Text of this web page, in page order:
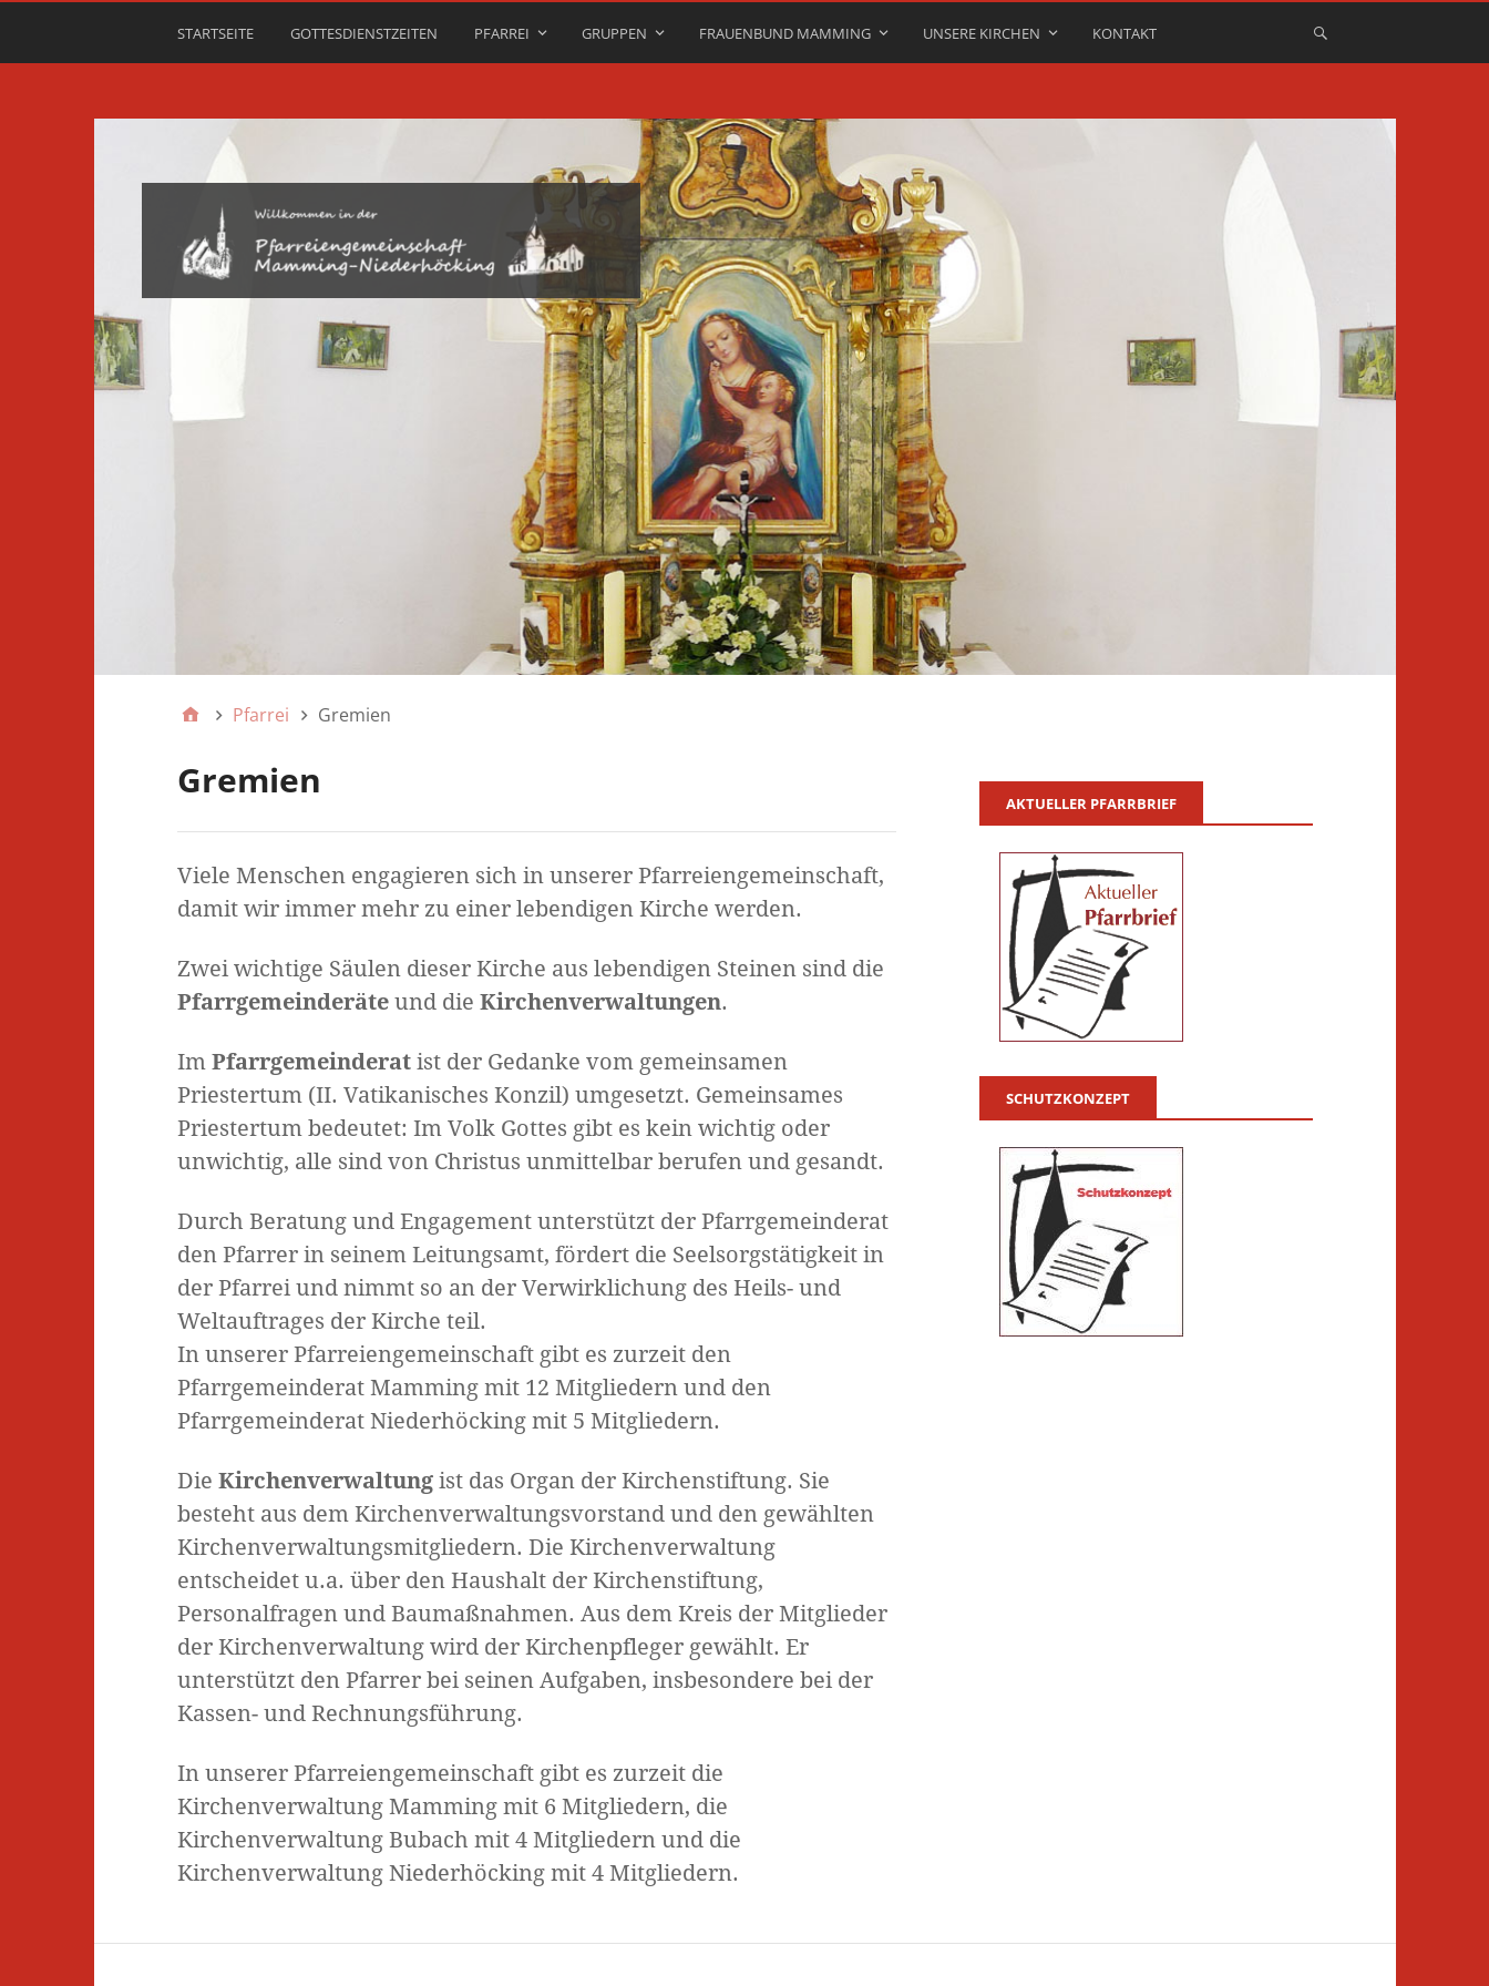
STARTSEITE GOTTESDIENSTZEITEN PFARREI GRUPPEN FRAUENBUND MAMMING UNSERE KIRCHEN KONTAKT
Pfarrei Gremien
Gremien
Viele Menschen engagieren sich in unserer Pfarreiengemeinschaft,
damit wir immer mehr zu einer lebendigen Kirche werden.
Zwei wichtige Säulen dieser Kirche aus lebendigen Steinen sind die
Pfarrgemeinderäteund die Kirchenverwaltungen.
Im Pfarrgemeinderatist der Gedanke vom gemeinsamen
Priestertum (II. Vatikanisches Konzil) umgesetzt. Gemeinsames
Priestertum bedeutet: Im Volk Gottes gibt es kein wichtig oder
unwichtig, alle sind von Christus unmittelbar berufen und gesandt.
Durch Beratung und Engagement unterstützt der Pfarrgemeinderat
den Pfarrer in seinem Leitungsamt, fördert die Seelsorgstätigkeit in
der Pfarrei und nimmt so an der Verwirklichung des Heils- und
Weltauftrages der Kirche teil.
In unserer Pfarreiengemeinschaft gibt es zurzeit den
Pfarrgemeinderat Mamming mit 12 Mitgliedern und den
Pfarrgemeinderat Niederhöcking mit 5 Mitgliedern.
Die Kirchenverwaltungist das Organ der Kirchenstiftung. Sie
besteht aus dem Kirchenverwaltungsvorstand und den gewählten
Kirchenverwaltungsmitgliedern. Die Kirchenverwaltung
entscheidet u.a. über den Haushalt der Kirchenstiftung,
Personalfragen und Baumaßnahmen. Aus dem Kreis der Mitglieder
der Kirchenverwaltung wird der Kirchenpfleger gewählt. Er
unterstützt den Pfarrer bei seinen Aufgaben, insbesondere bei der
Kassen- und Rechnungsführung.
In unserer Pfarreiengemeinschaft gibt es zurzeit die
Kirchenverwaltung Mamming mit 6 Mitgliedern, die
Kirchenverwaltung Bubach mit 4 Mitgliedern und die
Kirchenverwaltung Niederhöcking mit 4 Mitgliedern.
AKTUELLER PFARRBRIEF
SCHUTZKONZEPT